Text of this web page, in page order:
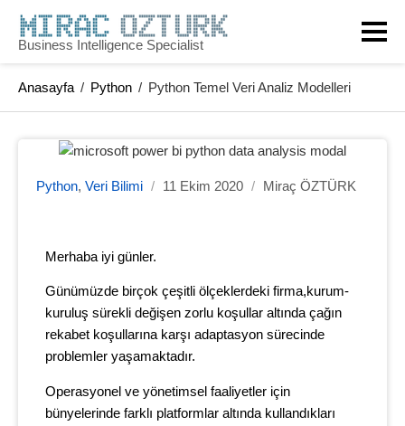
Business Intelligence Specialist
Anasayfa / Python / Python Temel Veri Analiz Modelleri
Python, Veri Bilimi / 11 Ekim 2020 / Miraç ÖZTÜRK
Merhaba iyi günler.
Günümüzde birçok çeşitli ölçeklerdeki firma,kurum-
kuruluş sürekli değişen zorlu koşullar altında çağın
rekabet koşullarına karşı adaptasyon sürecinde
problemler yaşamaktadır.
Operasyonel ve yönetimsel faaliyetler için
bünyelerinde farklı platformlar altında kullandıkları